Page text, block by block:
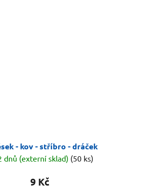
- kov - stříbro - dráček
dnů (externí sklad) (50 ks)
9 Kč